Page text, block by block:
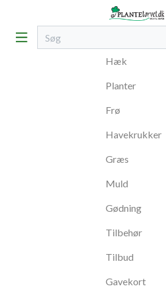
Hæk
Planter
Frø
Havekrukker
Græs
Muld
Gødning
Tilbehør
Tilbud
Gavekort